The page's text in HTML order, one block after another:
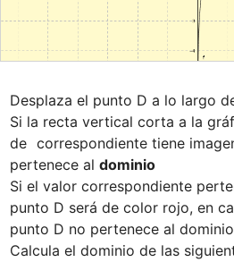
Desplaza el punto D a lo largo
Si la recta vertical corta a la
de correspondiente tiene
pertenece al dominio
Si el valor correspondiente
punto D será de color rojo, en
punto D no pertenece al